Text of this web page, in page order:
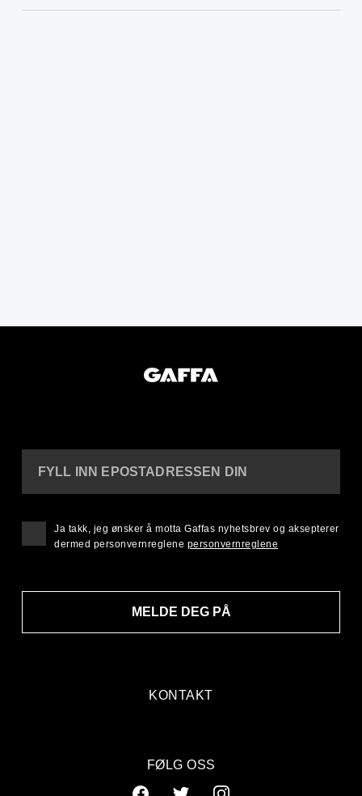
KONTAKT
FYLL INN EPOSTADRESSEN DIN
MELDE DEG PÅ
Ja takk, jeg ønsker å motta Gaffas nyhetsbrev og aksepterer
dermed personvernreglene personvernreglene
FØLG OSS